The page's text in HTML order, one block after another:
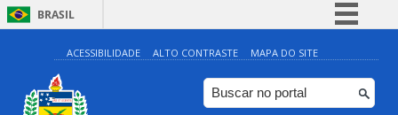
BRASIL
Simplifique!
Comunica BR
Participe
ACESSIBILIDADE ALTO CONTRASTE MAPA DO SITE